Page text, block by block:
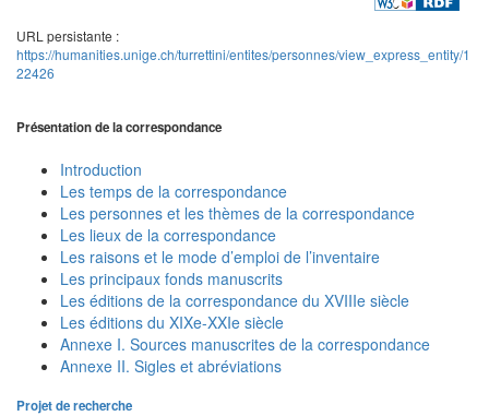
URL persistante :
https://humanities.unige.ch/turrettini/entites/personnes/view_express_entity/1
22426
Présentation de la correspondance
Introduction
Les temps de la correspondance
Les personnes et les thèmes de la correspondance
Les lieux de la correspondance
Les raisons et le mode d’emploi de l’inventaire
Les principaux fonds manuscrits
Les éditions de la correspondance du XVIIIe siècle
Les éditions du XIXe-XXIe siècle
Annexe I. Sources manuscrites de la correspondance
Annexe II. Sigles et abréviations
Projet de recherche